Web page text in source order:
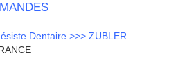
Dentaire >>> ZUBLER